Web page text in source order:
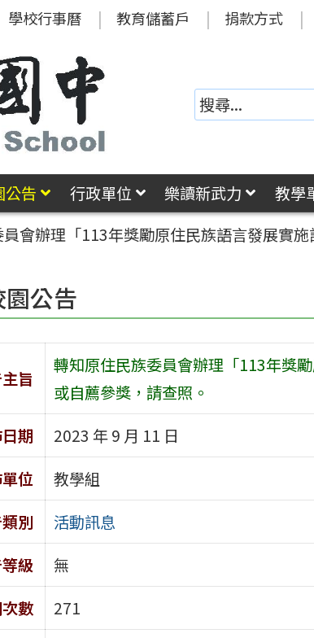
學校行事曆 教育儲蓄戶 捐款方式
公告 行政單位 樂讀新武力 教學
會辦理「113年獎勵原住民族語言發展實
園公告
旨
轉知原住民族委員會辦理「113年獎
或自薦參獎，請查照。
期
2023 年 9 月 11 日
位
教學組
別
活動訊息
級
無
數
271